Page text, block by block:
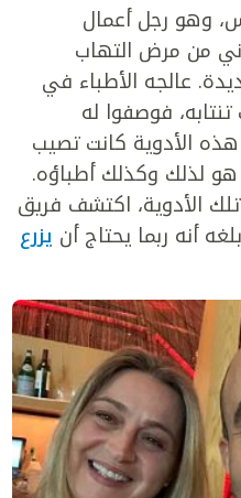
وهو رجل أعمال
من مرض التهاب
عالجه الأطباء في
فوصفوا له
الأدوية كانت تصيب
هو لذلك وكذلك أطباؤه.
الأدوية، اكتشف فريق
أنه ربما يحتاج أن يزرع